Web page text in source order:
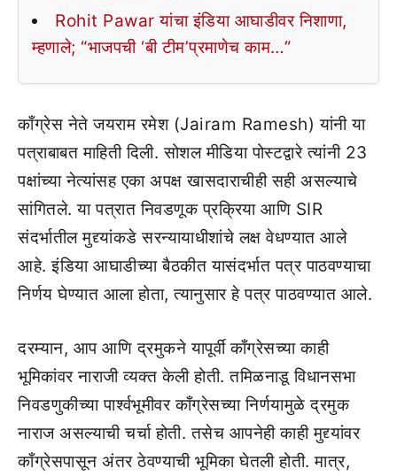
Rohit Pawar यांचा इंडिया आघाडीवर निशाणा,
म्हणाले; “भाजपची ‘बी टीम’प्रमाणेच काम…”
काँग्रेस नेते जयराम रमेश (Jairam Ramesh) यांनी या
पत्राबाबत माहिती दिली. सोशल मीडिया पोस्टद्वारे त्यांनी 23
पक्षांच्या नेत्यांसह एका अपक्ष खासदाराचीही सही असल्याचे
सांगितले. या पत्रात निवडणूक प्रक्रिया आणि SIR
संदर्भातील मुद्द्यांकडे सरन्यायाधीशांचे लक्ष वेधण्यात आले
आहे. इंडिया आघाडीच्या बैठकीत यासंदर्भात पत्र पाठवण्याचा
निर्णय घेण्यात आला होता, त्यानुसार हे पत्र पाठवण्यात आले.
दरम्यान, आप आणि द्रमुकने यापूर्वी काँग्रेसच्या काही
भूमिकांवर नाराजी व्यक्त केली होती. तमिळनाडू विधानसभा
निवडणुकीच्या पार्श्वभूमीवर काँग्रेसच्या निर्णयामुळे द्रमुक
नाराज असल्याची चर्चा होती. तसेच आपनेही काही मुद्द्यांवर
काँग्रेसपासून अंतर ठेवण्याची भूमिका घेतली होती. मात्र,